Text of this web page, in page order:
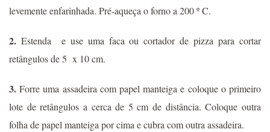
levemente enfarinhada. Pré-aqueça o forno a 200 º C.
2. Estenda e use uma faca ou cortador de pizza para cortar
retângulos de 5 x 10 cm.
3. Forre uma assadeira com papel manteiga e coloque o primeiro
lote de retângulos a cerca de 5 cm de distância. Coloque outra
folha de papel manteiga por cima e cubra com outra assadeira.